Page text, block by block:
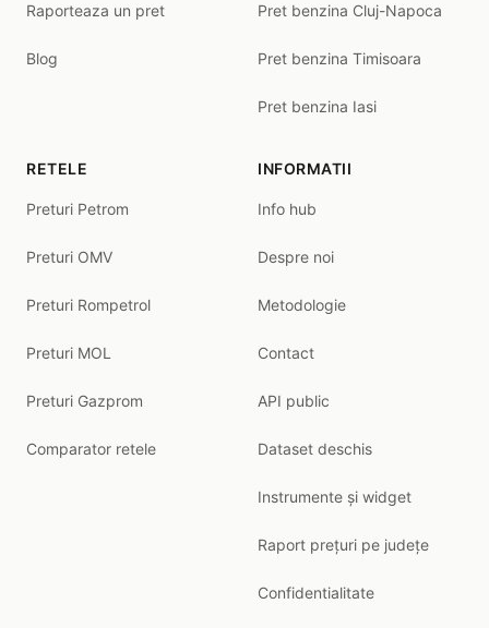
Raporteaza un pret
Blog
Pret benzina Cluj-Napoca
Pret benzina Timisoara
Pret benzina Iasi
RETELE
Preturi Petrom
Preturi OMV
Preturi Rompetrol
Preturi MOL
Preturi Gazprom
Comparator retele
INFORMATII
Info hub
Despre noi
Metodologie
Contact
API public
Dataset deschis
Instrumente și widget
Raport prețuri pe județe
Confidentialitate